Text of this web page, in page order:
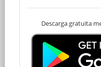
Juan
50 kms
Descarga gratuita